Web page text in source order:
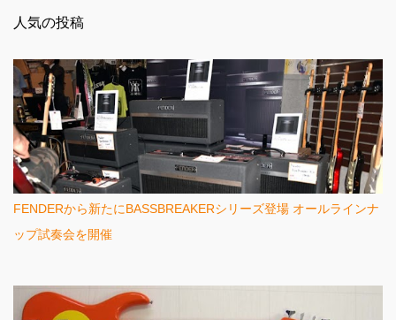
ト
人気の投稿
FENDERから新たにBASSBREAKERシリーズ登場 オールラインナ
ップ試奏会を開催